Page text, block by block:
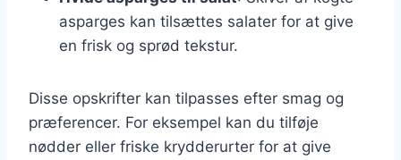
asparges kan tilsættes salater for at give
en frisk og sprød tekstur.
Disse opskrifter kan tilpasses efter smag og
præferencer. For eksempel kan du tilføje
nødder eller friske krydderurter for at give